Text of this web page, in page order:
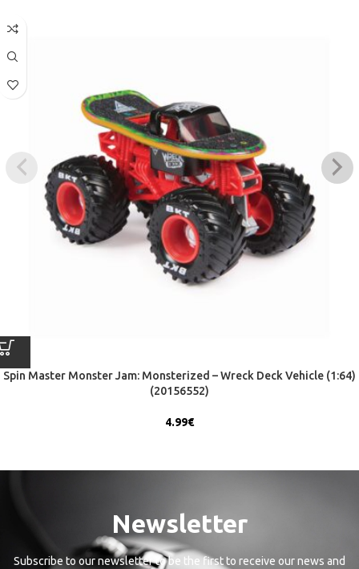
Spin Master Monster Jam: Monsterized – Wreck Deck Vehicle (1:64)
(20156552)
4.99€
Newsletter
Subscribe to our newsletter to be the first to receive our news and